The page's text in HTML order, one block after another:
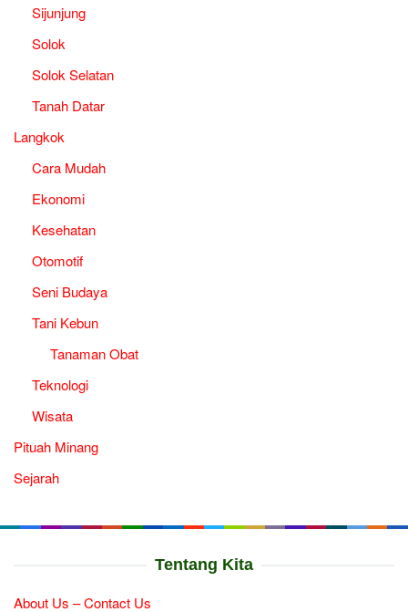
Sijunjung
Solok
Solok Selatan
Tanah Datar
Langkok
Cara Mudah
Ekonomi
Kesehatan
Otomotif
Seni Budaya
Tani Kebun
Tanaman Obat
Teknologi
Wisata
Pituah Minang
Sejarah
Tentang Kita
About Us – Contact Us